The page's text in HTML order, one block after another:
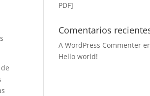
PDF]
Comentarios
A WordPress Commenter
Hello world!